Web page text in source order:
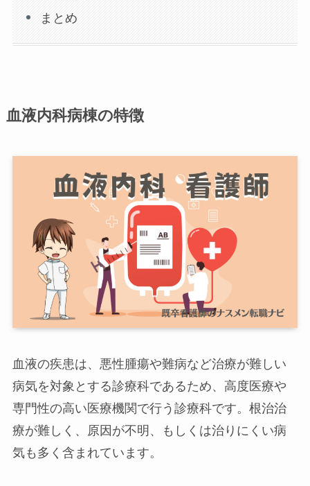
まとめ
血液内科病棟の特徴
血液の疾患は、悪性腫瘍や難病など治療が難しい
病気を対象とする診療科であるため、高度医療や
専門性の高い医療機関で行う診療科です。根治治
療が難しく、原因が不明、もしくは治りにくい病
気も多く含まれています。